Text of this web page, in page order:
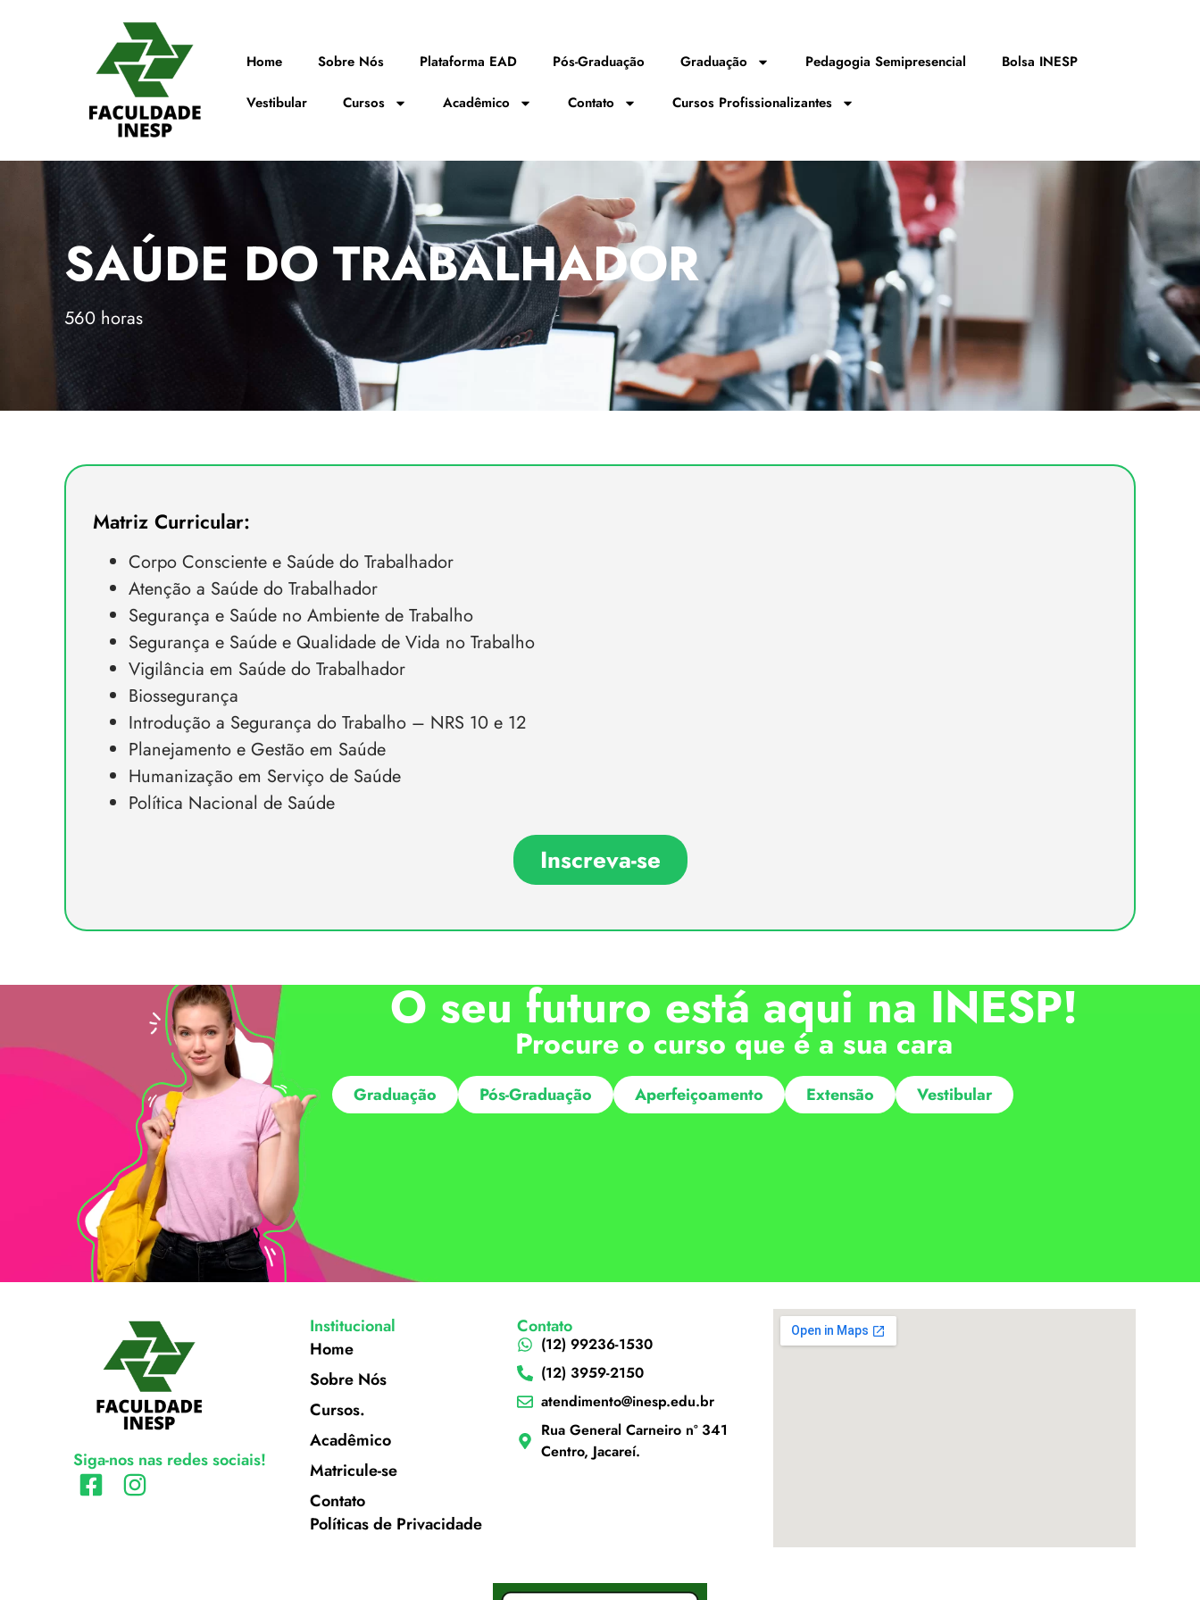
Home Sobre Nós Plataforma EAD Pós-Graduação Graduação Pedagogia Semipresencial Bolsa INESP
Vestibular Cursos Acadêmico Contato Cursos Profissionalizantes
SAÚDE DO TRABALHADOR
560 horas
Matriz Curricular:
Corpo Consciente e Saúde do Trabalhador
Atenção a Saúde do Trabalhador
Segurança e Saúde no Ambiente de Trabalho
Segurança e Saúde e Qualidade de Vida no Trabalho
Vigilância em Saúde do Trabalhador
Biossegurança
Introdução a Segurança do Trabalho – NRS 10 e 12
Planejamento e Gestão em Saúde
Humanização em Serviço de Saúde
Política Nacional de Saúde
Inscreva-se
O seu futuro está aqui na INESP!
Procure o curso que é a sua cara
Graduação Pós-Graduação Aperfeiçoamento Extensão Vestibular
Siga-nos nas redes sociais!
Institucional
Home
Sobre Nós
Cursos.
Acadêmico
Matricule-se
Contato
Políticas de Privacidade
Contato
(12) 99236-1530
(12) 3959-2150
atendimento@inesp.edu.br
Rua General Carneiro nº 341
Centro, Jacareí.